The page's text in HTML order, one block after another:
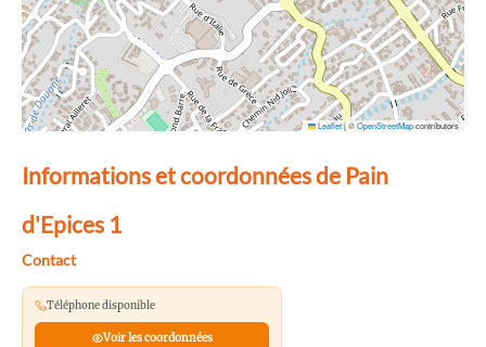
Leaflet|©OpenStreetMapcontributors
Informations et coordonnées de Pain
d'Epices 1
Contact
Téléphone disponible
Voir les coordonnées